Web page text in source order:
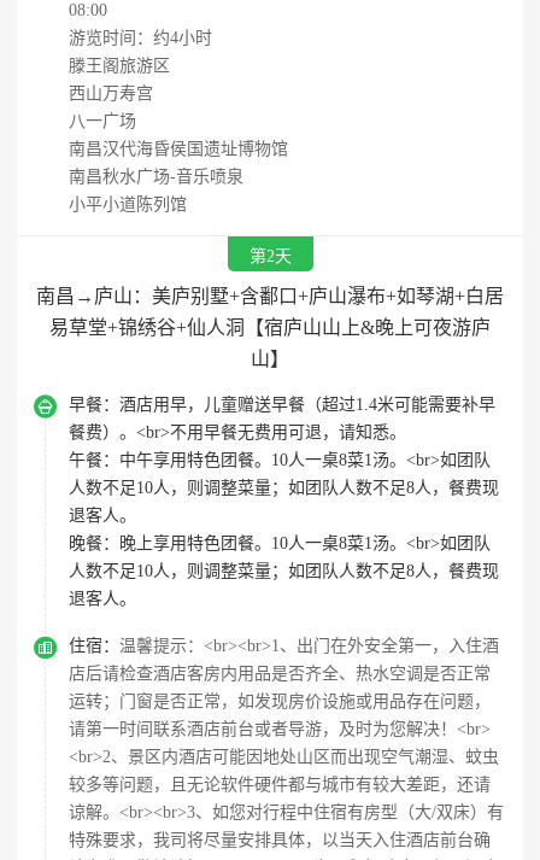
08:00
游览时间：约4小时
滕王阁旅游区
西山万寿宫
八一广场
南昌汉代海昏侯国遗址博物馆
南昌秋水广场-音乐喷泉
小平小道陈列馆
第2天
南昌→庐山：美庐别墅+含鄱口+庐山瀑布+如琴湖+白居
易草堂+锦绣谷+仙人洞【宿庐山山上&晚上可夜游庐
山】
 早餐： 酒店用早，儿童赠送早餐（超过1.4米可能需要补早
餐费）。<br>不用早餐无费用可退，请知悉。
午餐： 中午享用特色团餐。10人一桌8菜1汤。<br>如团队
人数不足10人，则调整菜量；如团队人数不足8人，餐费现
退客人。
晚餐：
晚上享用特色团餐。10人一桌8菜1汤。<br>如团队
人数不足10人，则调整菜量；如团队人数不足8人，餐费现
退客人。
 住宿： 温馨提示：<br><br>1、出门在外安全第一，入住酒
店后请检查酒店客房内用品是否齐全、热水空调是否正常
运转；门窗是否正常，如发现房价设施或用品存在问题，
请第一时间联系酒店前台或者导游，及时为您解决！<br>
<br>2、景区内酒店可能因地处山区而出现空气潮湿、蚊虫
较多等问题，且无论软件硬件都与城市有较大差距，还请
谅解。<br><br>3、如您对行程中住宿有房型（大/双床）有
特殊要求，我司将尽量安排具体，以当天入住酒店前台确